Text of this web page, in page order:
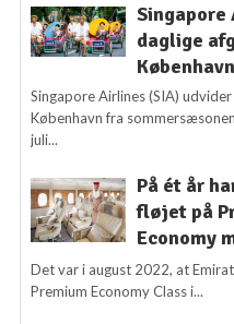
Singapore
daglige
København
Singapore Airlines (SIA)
København fra
juli...
På ét år
fløjet på
Economy
Det var i august 2022, at
Premium Economy Class i...